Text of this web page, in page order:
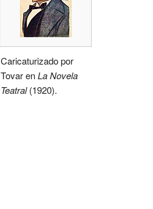
Caricaturizado por
Tovar enLa Novela
Teatral(1920).